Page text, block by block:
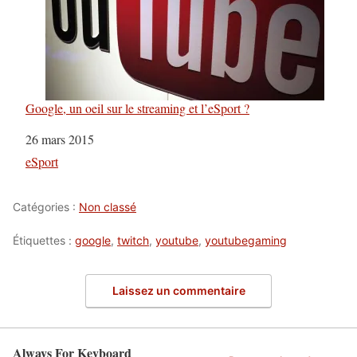
Google, un oeil sur le streaming et l’eSport ?
Date
26 mars 2015
Par rapport à
eSport
Catégories : Non classé
Étiquettes : google, twitch, youtube, youtubegaming
Laissez un commentaire
Always For Keyboard